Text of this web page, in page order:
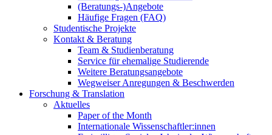
(Beratungs-)Angebote
Häufige Fragen (FAQ)
Studentische Projekte
Kontakt & Beratung
Team & Studienberatung
Service für ehemalige Studierende
Weitere Beratungsangebote
Wegweiser Anregungen & Beschwerden
Forschung & Translation
Aktuelles
Paper of the Month
Internationale Wissenschaftler:innen